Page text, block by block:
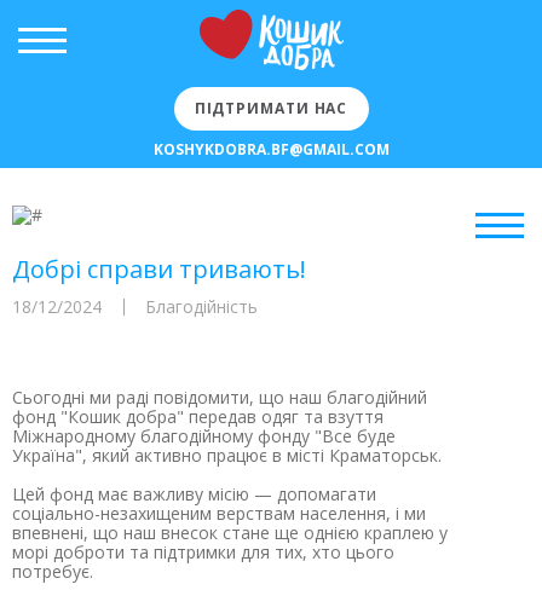
ПІДТРИМАТИ НАС
KOSHYKDOBRA.BF@GMAIL.COM
Добрі справи тривають!
18/12/2024 Благодійність
Сьогодні ми раді повідомити, що наш благодійний
фонд "Кошик добра" передав одяг та взуття
Міжнародному благодійному фонду "Все буде
Україна", який активно працює в місті Краматорськ.
Цей фонд має важливу місію — допомагати
соціально-незахищеним верствам населення, і ми
впевнені, що наш внесок стане ще однією краплею у
морі доброти та підтримки для тих, хто цього
потребує.